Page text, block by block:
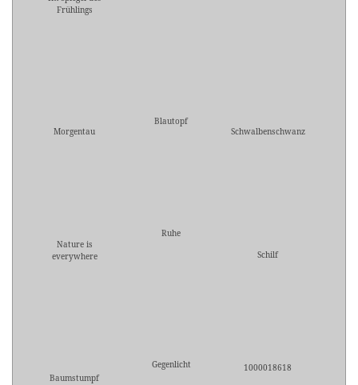
Frühlings
Morgentau
Blautopf
Schwalbenschwanz
Nature is
everywhere
Ruhe
Schilf
Baumstumpf
Gegenlicht 1000018618